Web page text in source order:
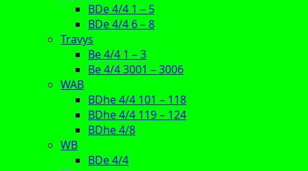
BDe 4/4 1 – 5
BDe 4/4 6 – 8
Travys
Be 4/4 1 – 3
Be 4/4 3001 – 3006
WAB
BDhe 4/4 101 – 118
BDhe 4/4 119 – 124
BDhe 4/8
WB
BDe 4/4